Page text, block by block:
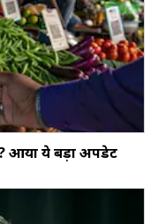
आया ये बड़ा अपडेट